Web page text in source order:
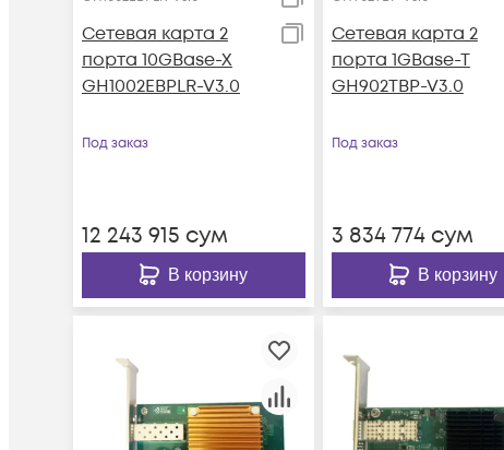
Сетевая карта 2
порта 10GBase-X
GH1002EBPLR-V3.0
Под заказ
12 243 915 сум
В корзину
Сетевая карта 2
порта 1GBase-T
GH902TBP-V3.0
Под заказ
3 834 774сум
В корзину